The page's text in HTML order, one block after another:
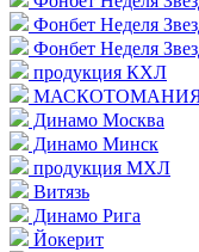
Фонбет Неделя
Фонбет Неделя
продукция КХЛ
Динамо Москва
Динамо Минск
продукция МХЛ
Витязь
Динамо Рига
Йокерит